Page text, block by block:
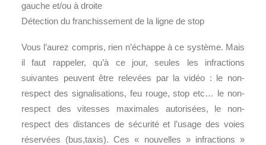
gauche et/ou à droite
Détection du franchissement de la ligne de stop
Vous l’aurez compris, rien n’échappe à ce système. Mais
il faut rappeler, qu’à ce jour, seules les infractions
suivantes peuvent être relevées par la vidéo : le non-
respect des signalisations, feu rouge, stop etc… le non-
respect des vitesses maximales autorisées, le non-
respect des distances de sécurité et l’usage des voies
réservées (bus,taxis). Ces « nouvelles » infractions »